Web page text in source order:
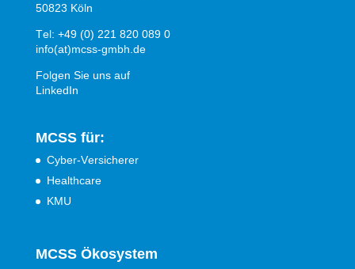
50823 Köln
Tel: +49 (0) 221 820 089 0
info(at)mcss-gmbh.de
Folgen Sie uns auf
LinkedIn
MCSS für:
Cyber-Versicherer
Healthcare
KMU
MCSS Ökosystem